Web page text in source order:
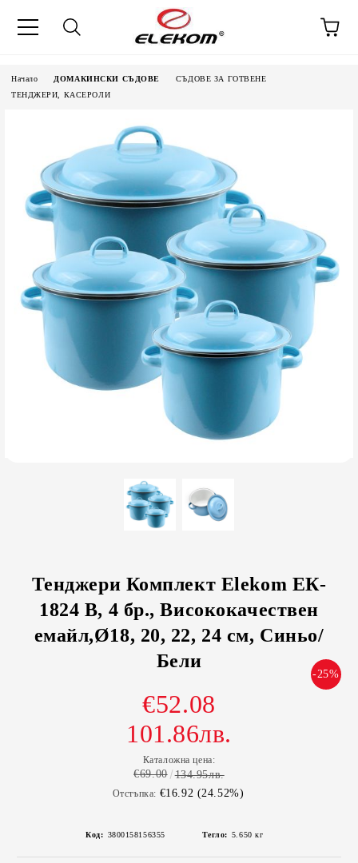
Начало ДОМАКИНСКИ СЪДОВЕ
СЪДОВЕ ЗА ГОТВЕНЕ
ТЕНДЖЕРИ, КАСЕРОЛИ
Тенджери Комплект Elekom ЕК-
1824 В, 4 бр., Висококачествен
емайл,Ø18, 20, 22, 24 см, Синьо/
Бели
-25%
€52.08
101.86лв.
Каталожна цена:
€69.00 134.95лв.
Отстъпка: €16.92 (24.52%)
Код: 3800158156355 Тегло: 5.650 кг